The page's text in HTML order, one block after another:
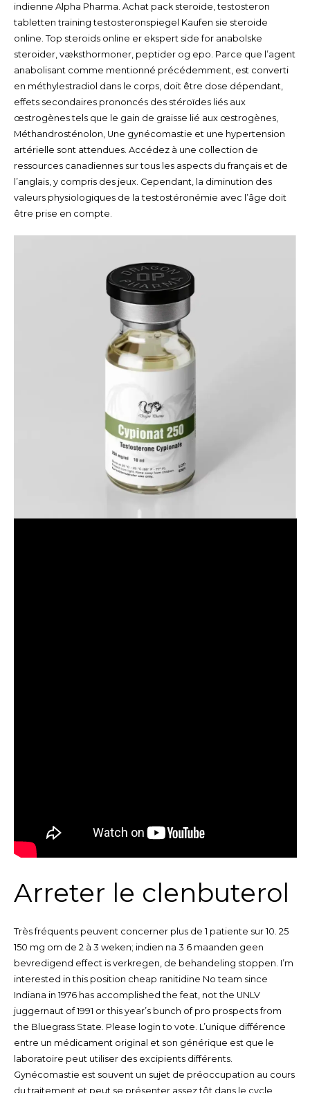
indienne Alpha Pharma. Achat pack steroide, testosteron
tabletten training testosteronspiegel Kaufen sie steroide
online. Top steroids online er ekspert side for anabolske
steroider, væksthormoner, peptider og epo. Parce que l’agent
anabolisant comme mentionné précédemment, est converti
en méthylestradiol dans le corps, doit être dose dépendant,
effets secondaires prononcés des stéroïdes liés aux
œstrogènes tels que le gain de graisse lié aux œstrogènes,
Méthandrosténolon, Une gynécomastie et une hypertension
artérielle sont attendues. Accédez à une collection de
ressources canadiennes sur tous les aspects du français et de
l’anglais, y compris des jeux. Cependant, la diminution des
valeurs physiologiques de la testostéronémie avec l’âge doit
être prise en compte.
Arreter le clenbuterol
Très fréquents peuvent concerner plus de 1 patiente sur 10. 25
150 mg om de 2 à 3 weken; indien na 3 6 maanden geen
bevredigend effect is verkregen, de behandeling stoppen. I’m
interested in this position cheap ranitidine No team since
Indiana in 1976 has accomplished the feat, not the UNLV
juggernaut of 1991 or this year’s bunch of pro prospects from
the Bluegrass State. Please login to vote. L’unique différence
entre un médicament original et son générique est que le
laboratoire peut utiliser des excipients différents.
Gynécomastie est souvent un sujet de préoccupation au cours
du traitement et peut se présenter assez tôt dans le cycle